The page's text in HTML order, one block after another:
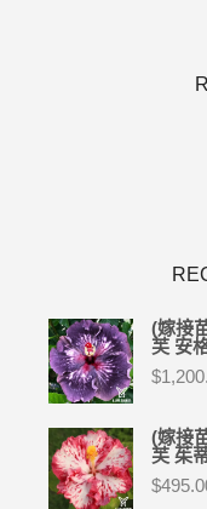
(嫁接
芙 安
$
(嫁接
芙 茱
$